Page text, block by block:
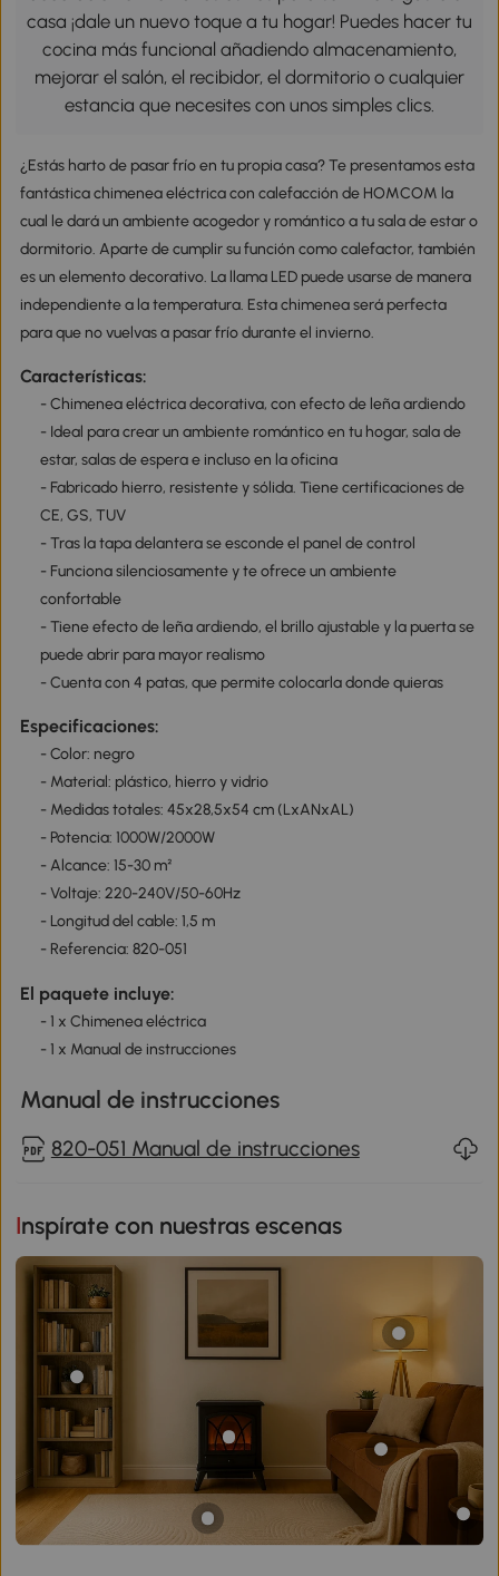
casa ¡dale un nuevo toque a tu hogar! Puedes hacer tu
cocina más funcional añadiendo almacenamiento,
mejorar el salón, el recibidor, el dormitorio o cualquier
estancia que necesites con unos simples clics.
¿Estás harto de pasar frío en tu propia casa? Te presentamos esta
fantástica chimenea eléctrica con calefacción de HOMCOM la
cual le dará un ambiente acogedor y romántico a tu sala de estar o
dormitorio. Aparte de cumplir su función como calefactor, también
es un elemento decorativo. La llama LED puede usarse de manera
independiente a la temperatura. Esta chimenea será perfecta
para que no vuelvas a pasar frío durante el invierno.
Características:
- Chimenea eléctrica decorativa, con efecto de leña ardiendo
- Ideal para crear un ambiente romántico en tu hogar, sala de
estar, salas de espera e incluso en la oficina
- Fabricado hierro, resistente y sólida. Tiene certificaciones de
CE, GS, TUV
- Tras la tapa delantera se esconde el panel de control
- Funciona silenciosamente y te ofrece un ambiente
confortable
- Tiene efecto de leña ardiendo, el brillo ajustable y la puerta se
puede abrir para mayor realismo
- Cuenta con 4 patas, que permite colocarla donde quieras
Especificaciones:
- Color: negro
- Material: plástico, hierro y vidrio
- Medidas totales: 45x28,5x54 cm (LxANxAL)
- Potencia: 1000W/2000W
- Alcance: 15-30 m²
- Voltaje: 220-240V/50-60Hz
- Longitud del cable: 1,5 m
- Referencia: 820-051
El paquete incluye:
- 1 x Chimenea eléctrica
- 1 x Manual de instrucciones
Manual de instrucciones
820-051 Manual de instrucciones
Inspírate con nuestras escenas